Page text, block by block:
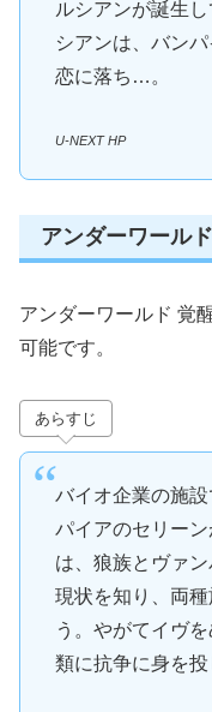
ルシアンが誕生
シアンは、バン
恋に落ち…。
U-NEXT HP
アンダーワール
アンダーワールド 覚
可能です。
あらすじ
バイオ企業の施
パイアのセリー
は、狼族とヴァ
現状を知り、両
う。やがてイヴ
類に抗争に身を投